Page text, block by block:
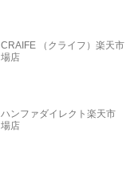
CRAIFE （クライフ）楽天市
場店
ハンファダイレクト楽天市
場店